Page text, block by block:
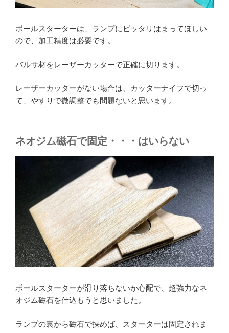
ボールスターターは、ランプにピッタリはまってほしい
ので、加工精度は必要です。
バルサ材をレーザーカッターで正確に切ります。
レーザーカッターがない場合は、カッターナイフで切っ
て、やすりで微調整でも問題ないと思います。
ネオジム磁石で固定・・・はいらない
ボールスターターが滑り落ちないか心配で、超強力なネ
オジム磁石を仕込もうと思いました。
ランプの裏から磁石で挟めば、スターターは固定されま